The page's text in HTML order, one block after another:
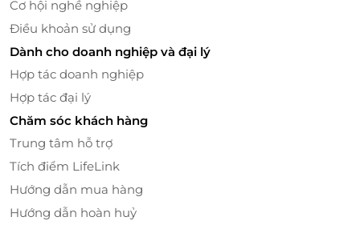
yêu thích bò Wagyu.
Truy cập ngay LifeLink.vn
để đặt bàn và nhận ưu đãi
Cơ hội nghề nghiệp
Điều khoản sử dụng
Dành cho doanh nghiệp và đại lý
Hợp tác doanh nghiệp
Hợp tác đại lý
Chăm sóc khách hàng
Trung tâm hỗ trợ
Tích điểm LifeLink
Hướng dẫn mua hàng
Hướng dẫn hoàn huỷ